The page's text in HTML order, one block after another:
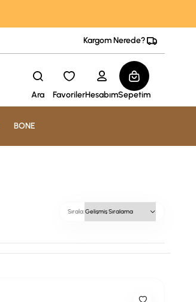
Kargom Nerede?
Ara FavorilerHesabımSepetim
BONE
Sırala: